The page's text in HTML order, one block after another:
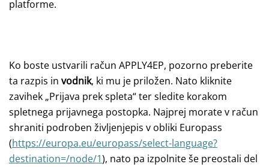
platforme.
Ko boste ustvarili račun APPLY4EP, pozorno preberite
ta razpis in vodnik, ki mu je priložen. Nato kliknite
zavihek „Prijava prek spleta“ ter sledite korakom
spletnega prijavnega postopka. Najprej morate v račun
shraniti podroben življenjepis v obliki Europass
(https://europa.eu/europass/select-language?
destination=/node/1), nato pa izpolnite še preostali del